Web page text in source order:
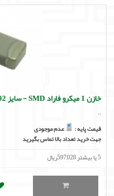
خازن 1 میکرو فاراد SMD - سایز 0402 - بسته 50 تایی
..
قیمت پایه :
عدم موجودی
جهت خرید تعداد بالا تماس بگیرید
5 یا بیشتر 597,028ریال